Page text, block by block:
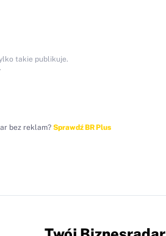
takie publikuje.
bez reklam? Sprawdź BR Plus